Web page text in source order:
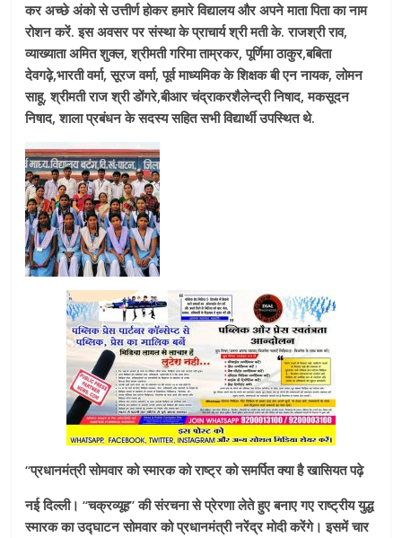
कर अच्छे अंको से उत्तीर्ण होकर हमारे विद्यालय और अपने माता पिता का नाम
रोशन करें. इस अवसर पर संस्था के प्राचार्य श्री मती के. राजश्री राव,
व्याख्याता अमित शुक्ल, श्रीमती गरिमा ताम्रकर, पूर्णिमा ठाकुर,बबिता
देवगढ़े,भारती वर्मा, सूरज वर्मा, पूर्व माध्यमिक के शिक्षक बी एन नायक, लोमन
साहू, श्रीमती राज श्री डोंगरे,बीआर चंद्राकरशैलेन्द्री निषाद, मकसूदन
निषाद, शाला प्रबंधन के सदस्य सहित सभी विद्यार्थी उपस्थित थे.
“प्रधानमंत्री सोमवार को स्मारक को राष्ट्र को समर्पित क्या है खासियत पढ़े
नई दिल्ली। “चक्रव्यूह” की संरचना से प्रेरणा लेते हुए बनाए गए राष्ट्रीय युद्ध
स्मारक का उद्घाटन सोमवार को प्रधानमंत्री नरेंद्र मोदी करेंगे। इसमें चार